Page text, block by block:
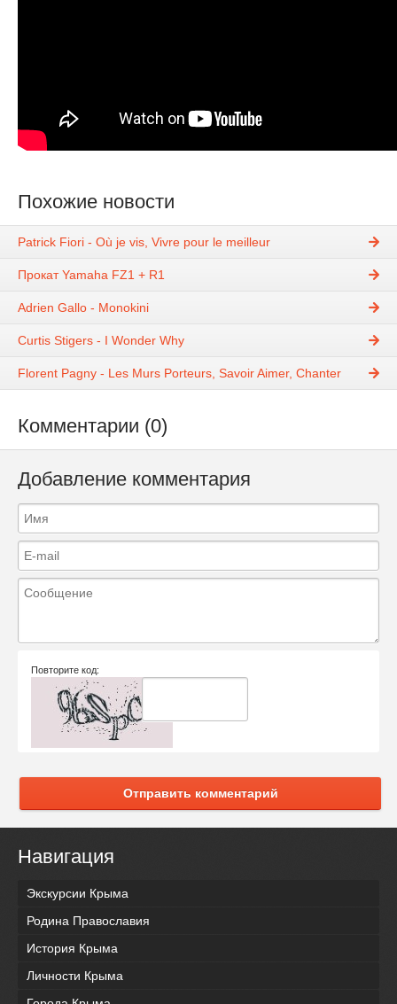
Похожие новости
Patrick Fiori - Où je vis, Vivre pour le meilleur
Прокат Yamaha FZ1 + R1
Adrien Gallo - Monokini
Curtis Stigers - I Wonder Why
Florent Pagny - Les Murs Porteurs, Savoir Aimer, Chanter
Комментарии (0)
Добавление комментария
Повторите код:
Отправить комментарий
Навигация
Экскурсии Крыма
Родина Православия
История Крыма
Личности Крыма